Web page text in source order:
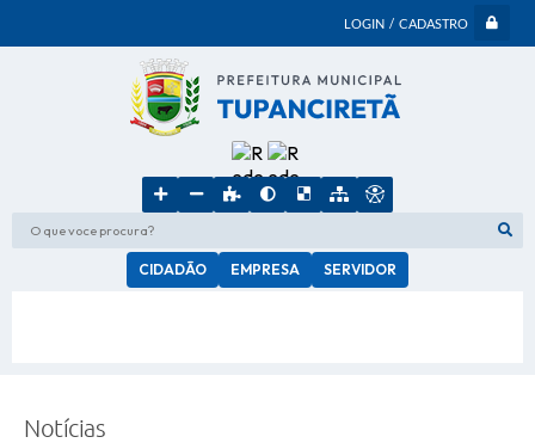
LOGIN / CADASTRO
O que voce procura?
CIDADÃO EMPRESA SERVIDOR
Notícias